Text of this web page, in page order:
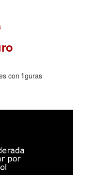
con figuras